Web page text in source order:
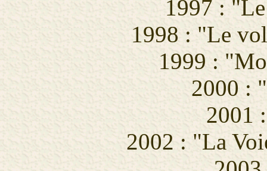
1997 :
1998 : "Le
1999 :
2000 :
2001
2002 : "La